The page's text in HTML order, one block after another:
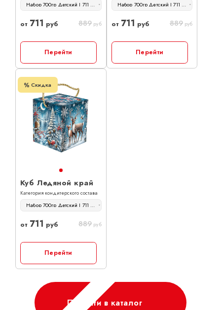
Набор 700гр Детский | 711 руб
от 711 руб 889 руб
Перейти
Набор 700гр Детский | 711 руб
от 711 руб 889 руб
Перейти
Скидка
Куб Ледяной край
Категория кондитерского состава
Набор 700гр Детский | 711 руб
от 711 руб 889 руб
Перейти
Перейти в каталог